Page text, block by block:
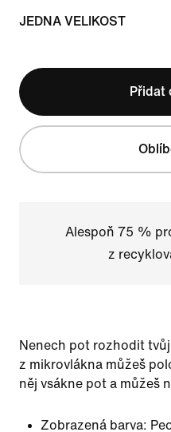
JEDNA VELIKOST
Přidat
Alespoň 75 %
z
Nenech pot rozhodit
z mikrovlákna můžeš
něj vsákne pot a můžeš
Zobrazená barva: